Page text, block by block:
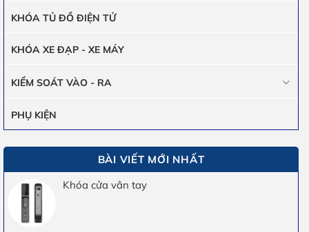
KHÓA TỦ ĐỒ ĐIỆN TỬ
KHÓA XE ĐẠP - XE MÁY
KIỂM SOÁT VÀO - RA
PHỤ KIỆN
BÀI VIẾT MỚI NHẤT
Khóa cửa vân tay